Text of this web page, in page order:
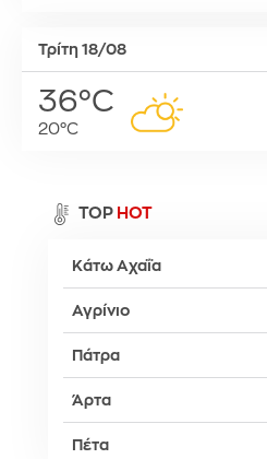
Τρίτη 18/08
36°C
20°C
TOP HOT
Κάτω Αχαΐα
Αγρίνιο
Πάτρα
Άρτα
Πέτα